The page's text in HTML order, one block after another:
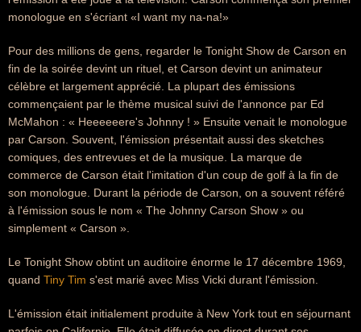
monologue en s'écriant «I want my na-na!»
Pour des millions de gens, regarder le Tonight Show de Carson en
fin de la soirée devint un rituel, et Carson devint un animateur
célèbre et largement apprécié. La plupart des émissions
commençaient par le thème musical suivi de l'annonce par Ed
McMahon : « Heeeeeere's Johnny ! » Ensuite venait le monologue
par Carson. Souvent, l'émission présentait aussi des sketches
comiques, des entrevues et de la musique. La marque de
commerce de Carson était l'imitation d'un coup de golf à la fin de
son monologue. Durant la période de Carson, on a souvent référé
à l'émission sous le nom « The Johnny Carson Show » ou
simplement « Carson ».
Le Tonight Show obtint un auditoire énorme le 17 décembre 1969,
quand Tiny Tim s'est marié avec Miss Vicki durant l'émission.
L'émission était initialement produite à New York tout en séjournant